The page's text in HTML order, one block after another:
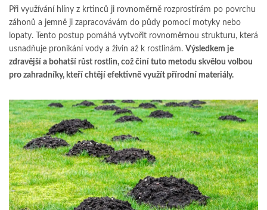
Při využívání hlíny z krtinců ji rovnoměrně rozprostírám po povrchu
záhonů a jemně ji zapracovávám do půdy pomocí motyky nebo
lopaty. Tento postup pomáhá vytvořit rovnoměrnou strukturu, která
usnadňuje pronikání vody a živin až k rostlinám. Výsledkem je
zdravější a bohatší růst rostlin, což činí tuto metodu skvělou volbou
pro zahradníky, kteří chtějí efektivně využít přírodní materiály.